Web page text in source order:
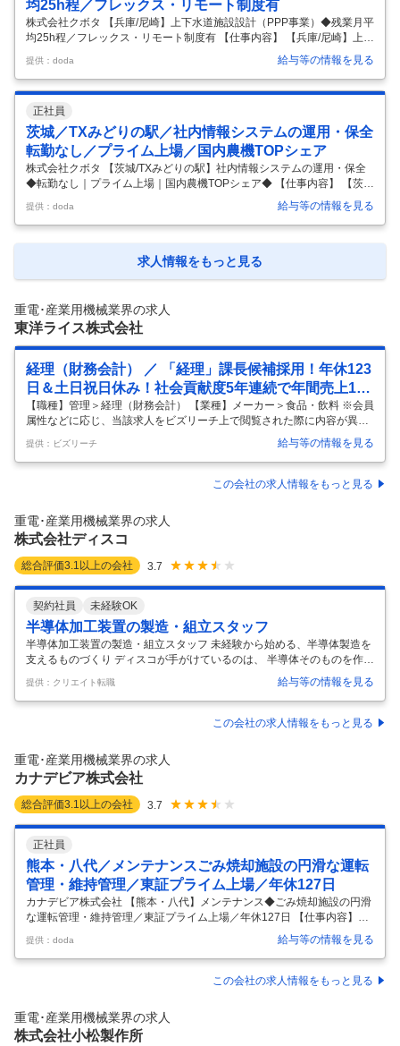
均25h程／フレックス・リモート制度有
株式会社クボタ 【兵庫/尼崎】上下水道施設設計（PPP事業）◆残業月平
均25h程／フレックス・リモート制度有 【仕事内容】 【兵庫/尼崎】上下
水道施設設計（PPP事業）◆残業月平均25h程／フレックス・リモート
制度有 【具体的な仕事内容】 【◆水環境カンパニー◆グローバルで事業
拡大中／世界の水インフラを130年以上支えてきた歴史】 ■ポジション
概要： 水環境ソリューション建設部・施設設計課は、2026年4月に新設
された部署です。これまで設計から建設まで一体で担っていた体制を見
直し、「施設設計に専念する組織」となりました。上下水道施設（浄水
場・下水処理場・ポンプ場等）を対象としたPPP案件におい…
提供：doda 給与等の情報を見る
正社員
茨城／TXみどりの駅／社内情報システムの運用・保全
転勤なし／プライム上場／国内農機TOPシェア
株式会社クボタ 【茨城/TXみどりの駅】社内情報システムの運用・保全
◆転勤なし｜プライム上場｜国内農機TOPシェア◆ 【仕事内容】 【茨
城/TXみどりの駅】社内情報システムの運用・保全◆転勤なし｜プライム
上場｜国内農機TOPシェア◆ 【具体的な仕事内容】 ■職務内容： ・製造
現場におけるシステム導入・改善・保全業務をご担当いただきます。 ・
作業長の指示に基づき、システム導入、改善、保全業務及び突発トラブ
ル対応を行います。 ・基本的には、08:00～16:30、20:00～4:30までの
提供：doda 給与等の情報を見る
求人情報をもっと見る
重電･産業用機械業界の求人
東洋ライス株式会社
経理（財務会計） ／ 「経理」課長候補採用！年休123
日＆土日祝日休み！社会貢献度5年連続で年間売上100
億円を突破！成長企業で経理経験を活かしてみません
か？
【職種】管理＞経理（財務会計） 【業種】メーカー＞食品・飲料 ※会員
属性などに応じ、当該求人をビズリーチ上で閲覧された際に内容が異な
る場合があります ＼当社のココが魅力！／ ・年休123日＆土日祝日休
み！残業20時間以内でプライベートもしっかり確保◎ ・「おコメに関す
る総合メーカー」！自社ブランドを中心に国民の健康を支えています！
・前期比売上18％増！137億円突破！和歌山県で安定的に成長中の企業
す。 【１年目】会計システムへの仕訳入力業務、書類整理、入出金管
理、請求書チェック 【２年目以降】＋α業務として、勤怠管理、給与計
…
提供：ビズリーチ 給与等の情報を見る
この会社の求人情報をもっと見る
重電･産業用機械業界の求人
株式会社ディスコ
総合評価3.1 以上の会社 3.7
契約社員 未経験OK
半導体加工装置の製造・組立スタッフ
半導体加工装置の製造・組立スタッフ 未経験から始める、半導体製造を
支えるものづくり ディスコが手がけているのは、 半導体そのものを作る
仕事ではありません。 スマートフォンや自動車、家電などに欠かせない
半導体を つくるための「装置」や「加工ツール」を製造する仕事です。
専門的に聞こえるかもしれませんが、 実際の作業は工程ごとに分かれ、
手順に沿って 一つ一つ進める作業が中心。 製造未経験からスタートした
の製造） ディスコでは、 半導体製造に使われる装置と 加工ツールの両
方を自社で製造しています。 いずれも、 実際に手を動かして行う「
提供：クリエイト転職 給与等の情報を見る
この会社の求人情報をもっと見る
重電･産業用機械業界の求人
カナデビア株式会社
総合評価3.1 以上の会社 3.7
正社員
熊本・八代／メンテナンスごみ焼却施設の円滑な運転
管理・維持管理／東証プライム上場／年休127日
カナデビア株式会社 【熊本・八代】メンテナンス◆ごみ焼却施設の円滑
な運転管理・維持管理／東証プライム上場／年休127日 【仕事内容】
【熊本・八代】メンテナンス◆ごみ焼却施設の円滑な運転管理・維持管
理／東証プライム上場／年休127日 【具体的な仕事内容】 ～創業140年
以上／環境・エネルギー問題を技術で解決する「カナデビア株式会社
（旧 日立造船）」～ ■配属先部門の担う役割： 長期運営受託している一
後の具体的な仕事内容： 当社が長期運営受託しているごみ焼却施設の主
任技術者として、施設の円滑な運転管理、維持管理等の総括的な業務を
行…
提供：doda 給与等の情報を見る
この会社の求人情報をもっと見る
重電･産業用機械業界の求人
株式会社小松製作所